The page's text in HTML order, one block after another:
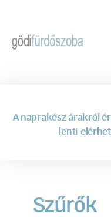
A naprakész árakról
lenti
Szűrők